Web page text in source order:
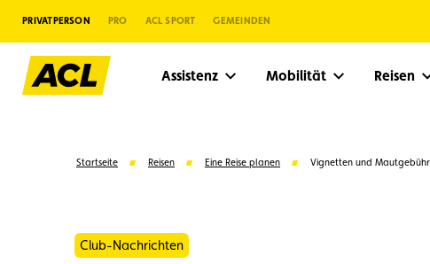
PRIVATPERSON PRO ACL SPORT GEMEINDEN
Assistenz Mobilität Reisen
Startseite Reisen Eine Reise planen Vignetten und
Club-Nachrichten